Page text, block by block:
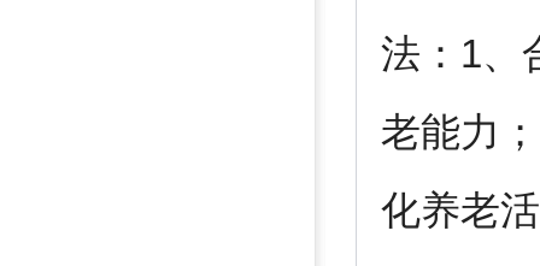
法：1、
老能力
化养老